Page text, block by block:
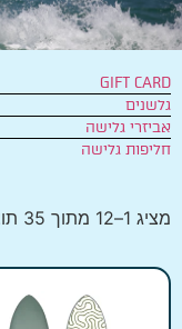
GIFT CARD
גלשנים
אביזרי גלישה
חליפות גלישה
מציג 1–12 מתוך 35 תוצאות